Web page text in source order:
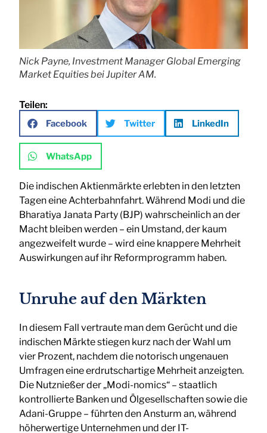
Nick Payne, Investment Manager Global Emerging
Market Equities bei Jupiter AM.
Teilen:
Facebook Twitter LinkedIn
WhatsApp
Die indischen Aktienmärkte erlebten in den letzten
Tagen eine Achterbahnfahrt. Während Modi und die
Bharatiya Janata Party (BJP) wahrscheinlich an der
Macht bleiben werden – ein Umstand, der kaum
angezweifelt wurde – wird eine knappere Mehrheit
Auswirkungen auf ihr Reformprogramm haben.
Unruhe auf den Märkten
In diesem Fall vertraute man dem Gerücht und die
indischen Märkte stiegen kurz nach der Wahl um
vier Prozent, nachdem die notorisch ungenauen
Umfragen eine erdrutschartige Mehrheit anzeigten.
Die Nutznießer der „Modi-nomics“ – staatlich
kontrollierte Banken und Ölgesellschaften sowie die
Adani-Gruppe – führten den Ansturm an, während
höherwertige Unternehmen und der IT-